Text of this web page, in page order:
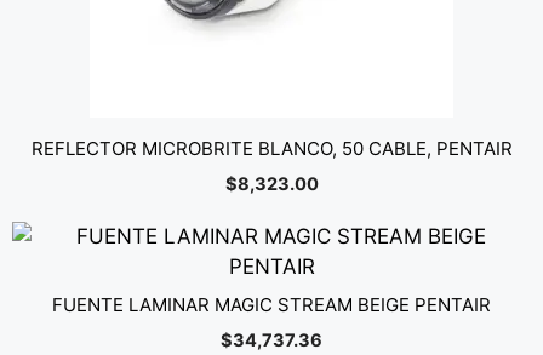
REFLECTOR MICROBRITE BLANCO, 50 CABLE, PENTAIR
$8,323.00
FUENTE LAMINAR MAGIC STREAM BEIGE PENTAIR
$34,737.36